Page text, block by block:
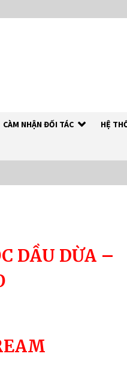
CÀM NHẬN ĐỐI TÁC HỆ
RICH
THIÊN NHIÊN ĐƯỢC TIN
DẦU DỪA –